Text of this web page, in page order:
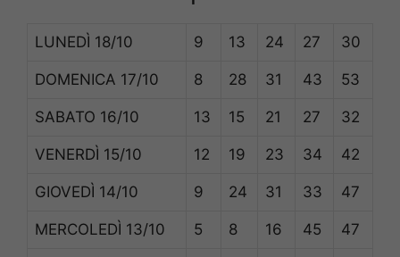
LUNEDÌ 18/10 9 13 24 27 30
DOMENICA 17/10 8 28 31 43 53
SABATO 16/10 13 15 21 27 32
VENERDÌ 15/10 12 19 23 34 42
GIOVEDÌ 14/10 9 24 31 33 47
MERCOLEDÌ 13/10 5 8 16 45 47